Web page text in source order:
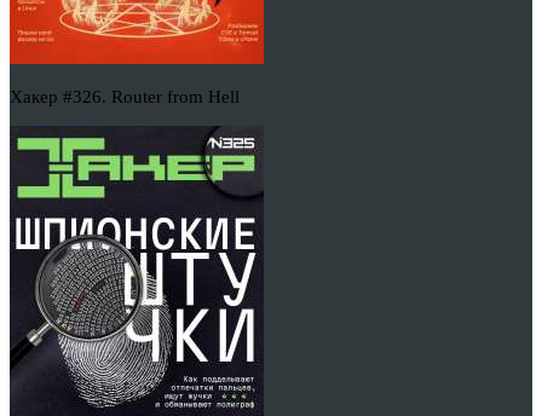
Хакер #326. Router from Hell